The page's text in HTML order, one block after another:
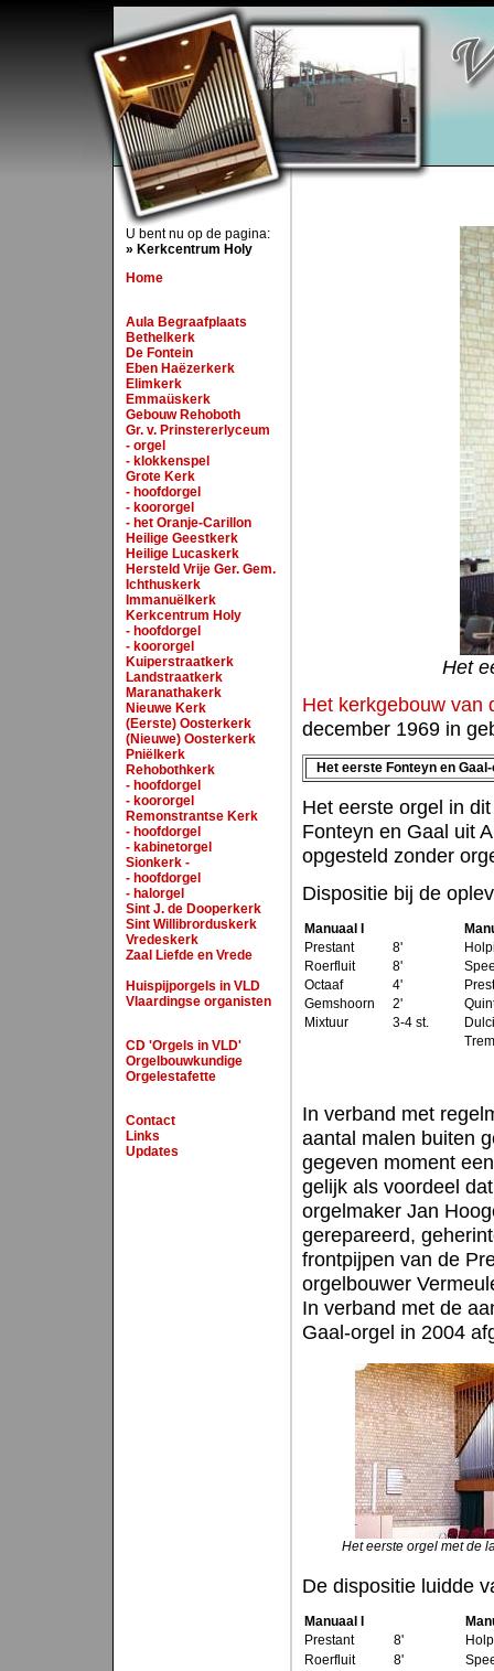
U bent nu op de pagina:
» Kerkcentrum Holy
Home
Aula Begraafplaats
Bethelkerk
De Fontein
Eben Haëzerkerk
Elimkerk
Emmaüskerk
Gebouw Rehoboth
Gr. v. Prinstererlyceum
- orgel
- klokkenspel
Grote Kerk
- hoofdorgel
- koororgel
- het Oranje-Carillon
Heilige Geestkerk
Heilige Lucaskerk
Hersteld Vrije Ger. Gem.
Ichthuskerk
Immanuëlkerk
Kerkcentrum Holy
- hoofdorgel
- koororgel
Kuiperstraatkerk
Landstraatkerk
Maranathakerk
Nieuwe Kerk
(Eerste) Oosterkerk
(Nieuwe) Oosterkerk
Pniëlkerk
Rehobothkerk
- hoofdorgel
- koororgel
Remonstrantse Kerk
- hoofdorgel
- kabinetorgel
Sionkerk -
- hoofdorgel
- halorgel
Sint J. de Dooperkerk
Sint Willibrorduskerk
Vredeskerk
Zaal Liefde en Vrede
Huispijporgels in VLD
Vlaardingse organisten
CD 'Orgels in VLD'
Orgelbouwkundige
Orgelestafette
Contact
Links
Updates
Het
Het kerkgebouw van
december 1969 in
Het eerste Fonteyn en
Het eerste orgel in
Fonteyn en Gaal uit
opgesteld zonder
Dispositie bij de
Manuaal I
Prestant
8'
Roerfluit
8'
Octaaf
4'
Gemshoorn
2'
Mixtuur
3-4 st.
In verband met
aantal malen buiten
gegeven moment
gelijk als voordeel
orgelmaker Jan
gerepareerd,
frontpijpen van de
orgelbouwer
In verband met de
Gaal-orgel in 2004
Het eerste orgel met de
De dispositie luidde
Manuaal I
Prestant
8'
Roerfluit
8'